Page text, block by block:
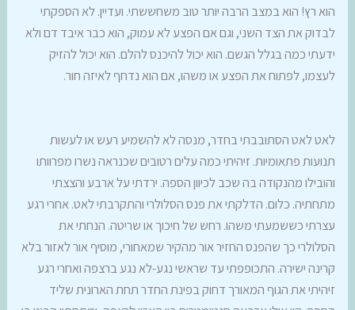
הוא רץ! הוא במצב הרבה יותר טוב משחששתי. ועדיין. לא הספקתי
לבדוק את הצד השני, וגם אם הפצע לא עמוק, הוא כבר איבד דם ולא
ידעתי כמה בגלל הגשם. הוא יכול להיכנס להלם. הוא יכול להזיק
לעצמו, לפתוח את הפצע או משהו, אם הוא נדחף לאיזה חור.
לאט לאט הסתובבתי בחדר, מנסה לא להשמיע רעש או לעשות
תנועות פתאומיות. זיהיתי כמה עלים רטובים שכנראה נשרו מפרוותו
והובילו מהנקודה בה שכב לכיוון הספה. ירדתי על ארבע והצצתי
מתחתיה. כלום. הדלקתי את פנס הסלולרי והתקרבתי לאט. אחרי רגע
עצרתי כששמעתי משהו. רחש של חיכוך או שריטה. הנחתי את
הסלולרי כך שהפנס החזיר אור מהקיר שמאחורי, מוסיף אור לאזור בלא
קרינה ישירה. התכופפתי עד שראשי נגע-לא נגע ברצפה ואחרי רגע
זיהיתי את הגוף המאורך דחוק בפינת החדר תחת הארונית שליד